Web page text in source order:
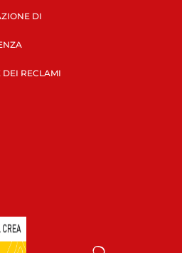
DI
DEI RECLAMI